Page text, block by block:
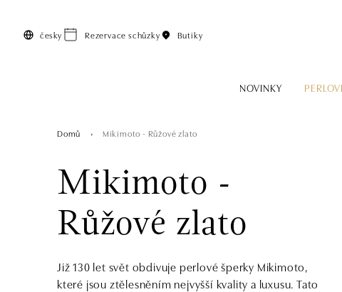
česky Rezervace schůzky Butiky
NOVINKY
Domů Mikimoto - Růžové zlato
Mikimoto -
Růžové zlato
Již 130 let svět obdivuje perlové šperky Mikimoto,
které jsou ztělesněním nejvyšší kvality a luxusu. Tato